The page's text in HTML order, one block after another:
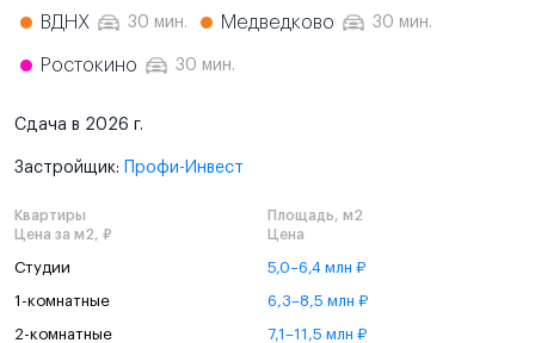
ВДНХ 30 мин. Медведково 30 мин.
Ростокино 30 мин.
Сдача в 2026 г.
Застройщик: Профи-Инвест
Квартиры
Площадь, м2
Цена за м2, ₽
Цена
Студии 5,0–6,4 млн ₽
1-комнатные 6,3–8,5 млн ₽
2-комнатные 7,1–11,5 млн ₽